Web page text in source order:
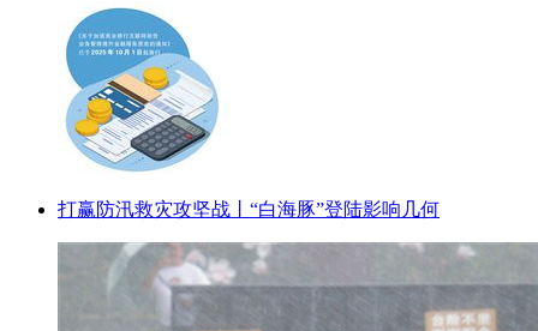
打赢防汛救灾攻坚战丨“白海豚”登陆影响几何